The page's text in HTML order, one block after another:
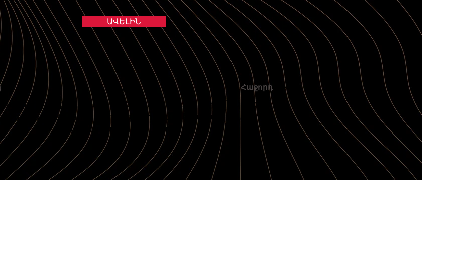
ԱՎԵԼԻՆ
Կայծ Հաջորդ
շարք` բացահայտելու մարդկանց ներքին կայծը և
նրանց արվեստի և գիտության եղած մարդկային
պատմությունների միջոցով: